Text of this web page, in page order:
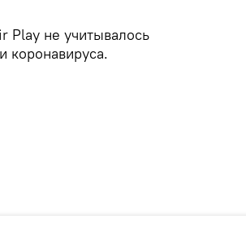
Play не учитывалось
коронавируса.